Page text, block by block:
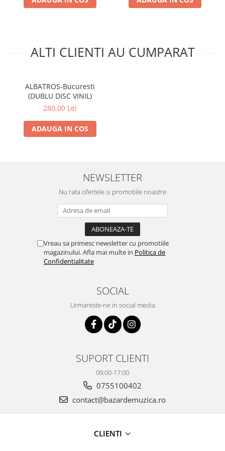
ALTI CLIENTI AU CUMPARAT
ALBATROS-Bucuresti
(DUBLU DISC VINIL)
280,00 Lei
ADAUGA IN COS
NEWSLETTER
Nu rata ofertele si promotiile noastre
Vreau sa primesc newsletter cu promotiile
magazinului. Afla mai multe in Politica de
Confidentialitate
SOCIAL
Urmareste-ne in social media
SUPORT CLIENTI
09:00-17:00
0755100402
contact@bazardemuzica.ro
CLIENTI